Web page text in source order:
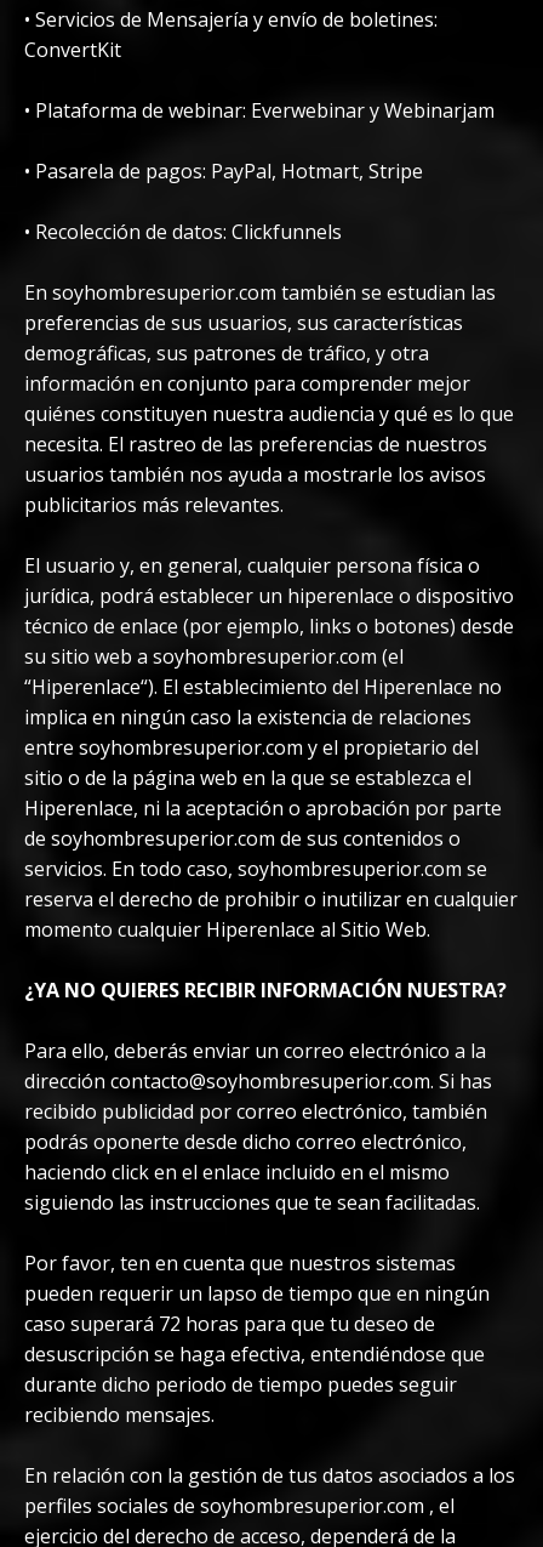
• Servicios de Mensajería y envío de boletines:
ConvertKit
• Plataforma de webinar: Everwebinar y Webinarjam
• Pasarela de pagos: PayPal, Hotmart, Stripe
• Recolección de datos: Clickfunnels
En soyhombresuperior.com también se estudian las
preferencias de sus usuarios, sus características
demográficas, sus patrones de tráfico, y otra
información en conjunto para comprender mejor
quiénes constituyen nuestra audiencia y qué es lo que
necesita. El rastreo de las preferencias de nuestros
usuarios también nos ayuda a mostrarle los avisos
publicitarios más relevantes.
El usuario y, en general, cualquier persona física o
jurídica, podrá establecer un hiperenlace o dispositivo
técnico de enlace (por ejemplo, links o botones) desde
su sitio web a soyhombresuperior.com (el
“Hiperenlace“). El establecimiento del Hiperenlace no
implica en ningún caso la existencia de relaciones
entre soyhombresuperior.com y el propietario del
sitio o de la página web en la que se establezca el
Hiperenlace, ni la aceptación o aprobación por parte
de soyhombresuperior.com de sus contenidos o
servicios. En todo caso, soyhombresuperior.com se
reserva el derecho de prohibir o inutilizar en cualquier
momento cualquier Hiperenlace al Sitio Web.
¿YA NO QUIERES RECIBIR INFORMACIÓN NUESTRA?
Para ello, deberás enviar un correo electrónico a la
direccióncontacto@soyhombresuperior.com. Si has
recibido publicidad por correo electrónico, también
podrás oponerte desde dicho correo electrónico,
haciendo click en el enlace incluido en el mismo
siguiendo las instrucciones que te sean facilitadas.
Por favor, ten en cuenta que nuestros sistemas
pueden requerir un lapso de tiempo que en ningún
caso superará 72 horas para que tu deseo de
desuscripción se haga efectiva, entendiéndose que
durante dicho periodo de tiempo puedes seguir
recibiendo mensajes.
En relación con la gestión de tus datos asociados a los
perfiles sociales de soyhombresuperior.com , el
ejercicio del derecho de acceso, dependerá de la